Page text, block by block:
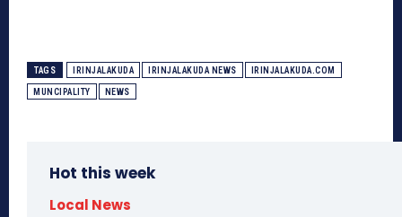
TAGS IRINJALAKUDA IRINJALAKUDA NEWS IRINJALAKUDA.COM
MUNCIPALITY NEWS
Hot this week
Local News